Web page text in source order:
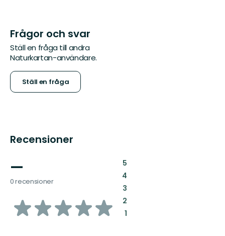
Frågor och svar
Ställ en fråga till andra
Naturkartan-användare.
Ställ en fråga
Recensioner
—
0 recensioner
av
5:
4:
3:
2:
1: